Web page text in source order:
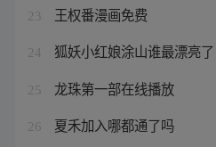
23 王权番漫画免费
24 狐妖小红娘涂山谁最漂亮了
25 龙珠第一部在线播放
26 夏禾加入哪都通了吗